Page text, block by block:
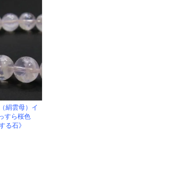
絹雲母）イ
すら桜色
る石》